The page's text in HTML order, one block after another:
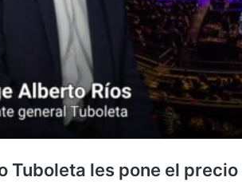
Tuboleta les pone el